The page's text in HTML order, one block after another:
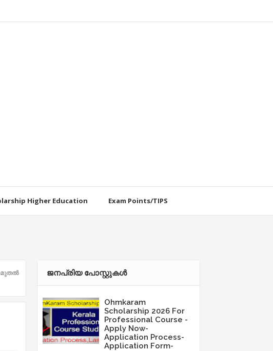
Higher Education Exam Points/TIPS
മുതൽ
ജനപ്രിയ പോസ്റ്റുകള്‍‌
Ohmkaram
Scholarship 2026 For
Professional Course -
Apply Now-
Application Process-
Application Form-